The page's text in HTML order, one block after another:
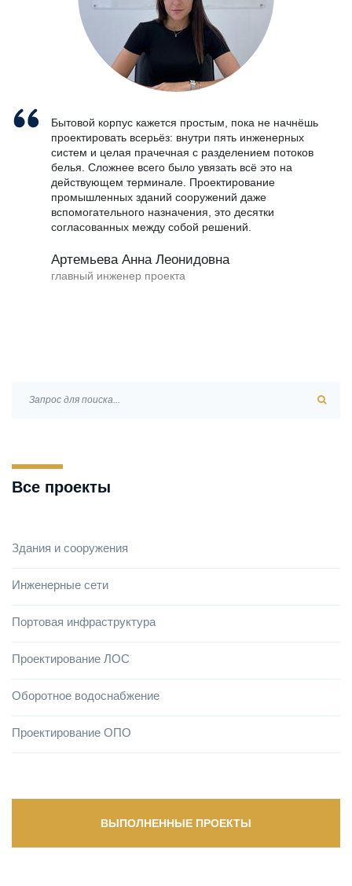
Все проекты
Здания и сооружения
Инженерные сети
Портовая инфраструктура
Проектирование ЛОС
Оборотное водоснабжение
Проектирование ОПО
ВЫПОЛНЕННЫЕ ПРОЕКТЫ
Бытовой корпус кажется простым, пока не начнёшь
проектировать всерьёз: внутри пять инженерных
систем и целая прачечная с разделением потоков
белья. Сложнее всего было увязать всё это на
действующем терминале. Проектирование
промышленных зданий сооружений даже
вспомогательного назначения, это десятки
согласованных между собой решений.
Артемьева Анна Леонидовна
главный инженер проекта